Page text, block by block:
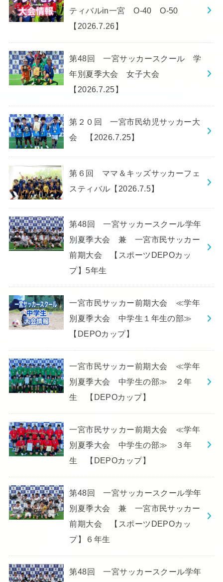
ティバルin一宮 O-40 O-50
【2026.7.26】
第48回 一宮サッカースクール 学
年別夏季大会 女子大会
【2026.7.25】
第２０回 一宮市民幼児サッカー大
会 【2026.7.25】
第６回 ママ＆キッズサッカーフェ
スティバル【2026.7.5】
第48回 一宮サッカースクール学年
別夏季大会 兼 一宮市民サッカー
前期大会 【スポーツDEPOカッ
プ】5年生
一宮市民サッカー前期大会 ≪学年
別夏季大会 中学生１年生の部≫
【DEPOカップ】
一宮市民サッカー前期大会 ≪学年
別夏季大会 中学生の部≫ ２年
生 【DEPOカップ】
一宮市民サッカー前期大会 ≪学年
別夏季大会 中学生の部≫ ３年
生 【DEPOカップ】
第48回 一宮サッカースクール学年
別夏季大会 兼 一宮市民サッカー
前期大会 【スポーツDEPOカッ
プ】６年生
第48回 一宮サッカースクール学年